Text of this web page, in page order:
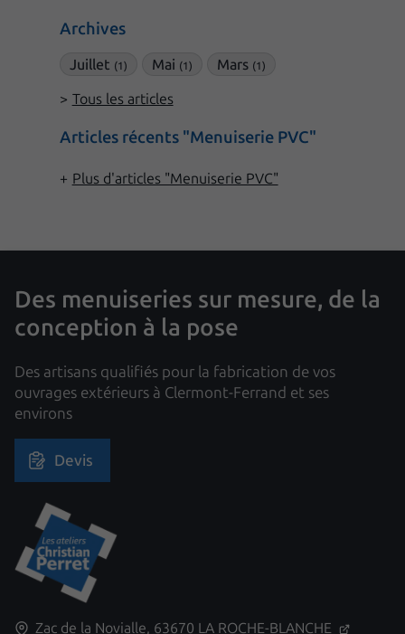
Archives
Juillet (1) Mai (1) Mars (1)
Tous les articles
Articles récents "Menuiserie PVC"
Plus d'articles "Menuiserie PVC"
Zac de la Novialle, 63670 LA ROCHE-BLANCHE
Des menuiseries sur mesure, de la
conception à la pose
Des artisans qualifiés pour la fabrication de vos
ouvrages extérieurs à Clermont-Ferrand et ses
environs
Devis